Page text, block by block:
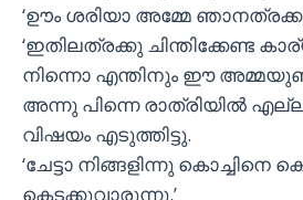
‘ഊം ശരിയാ അമ്മേ ഞാനത്രക്കും
‘ഇതിലത്രക്കു ചിന്തിക്കേണ്ട
നിന്നൊ എന്തിനും ഈ
അന്നു പിന്നെ രാത്രിയില്‍
വിഷയം എടുത്തിട്ടു.
‘ചേട്ടാ നിങ്ങളിന്നു
കെടക്കുവാരുന്നു.’